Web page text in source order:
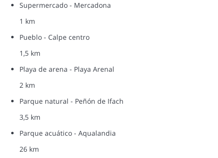
Supermercado - Mercadona
1 km
Pueblo - Calpe centro
1,5 km
Playa de arena - Playa Arenal
2 km
Parque natural - Peñón de Ifach
3,5 km
Parque acuático - Aqualandia
26 km